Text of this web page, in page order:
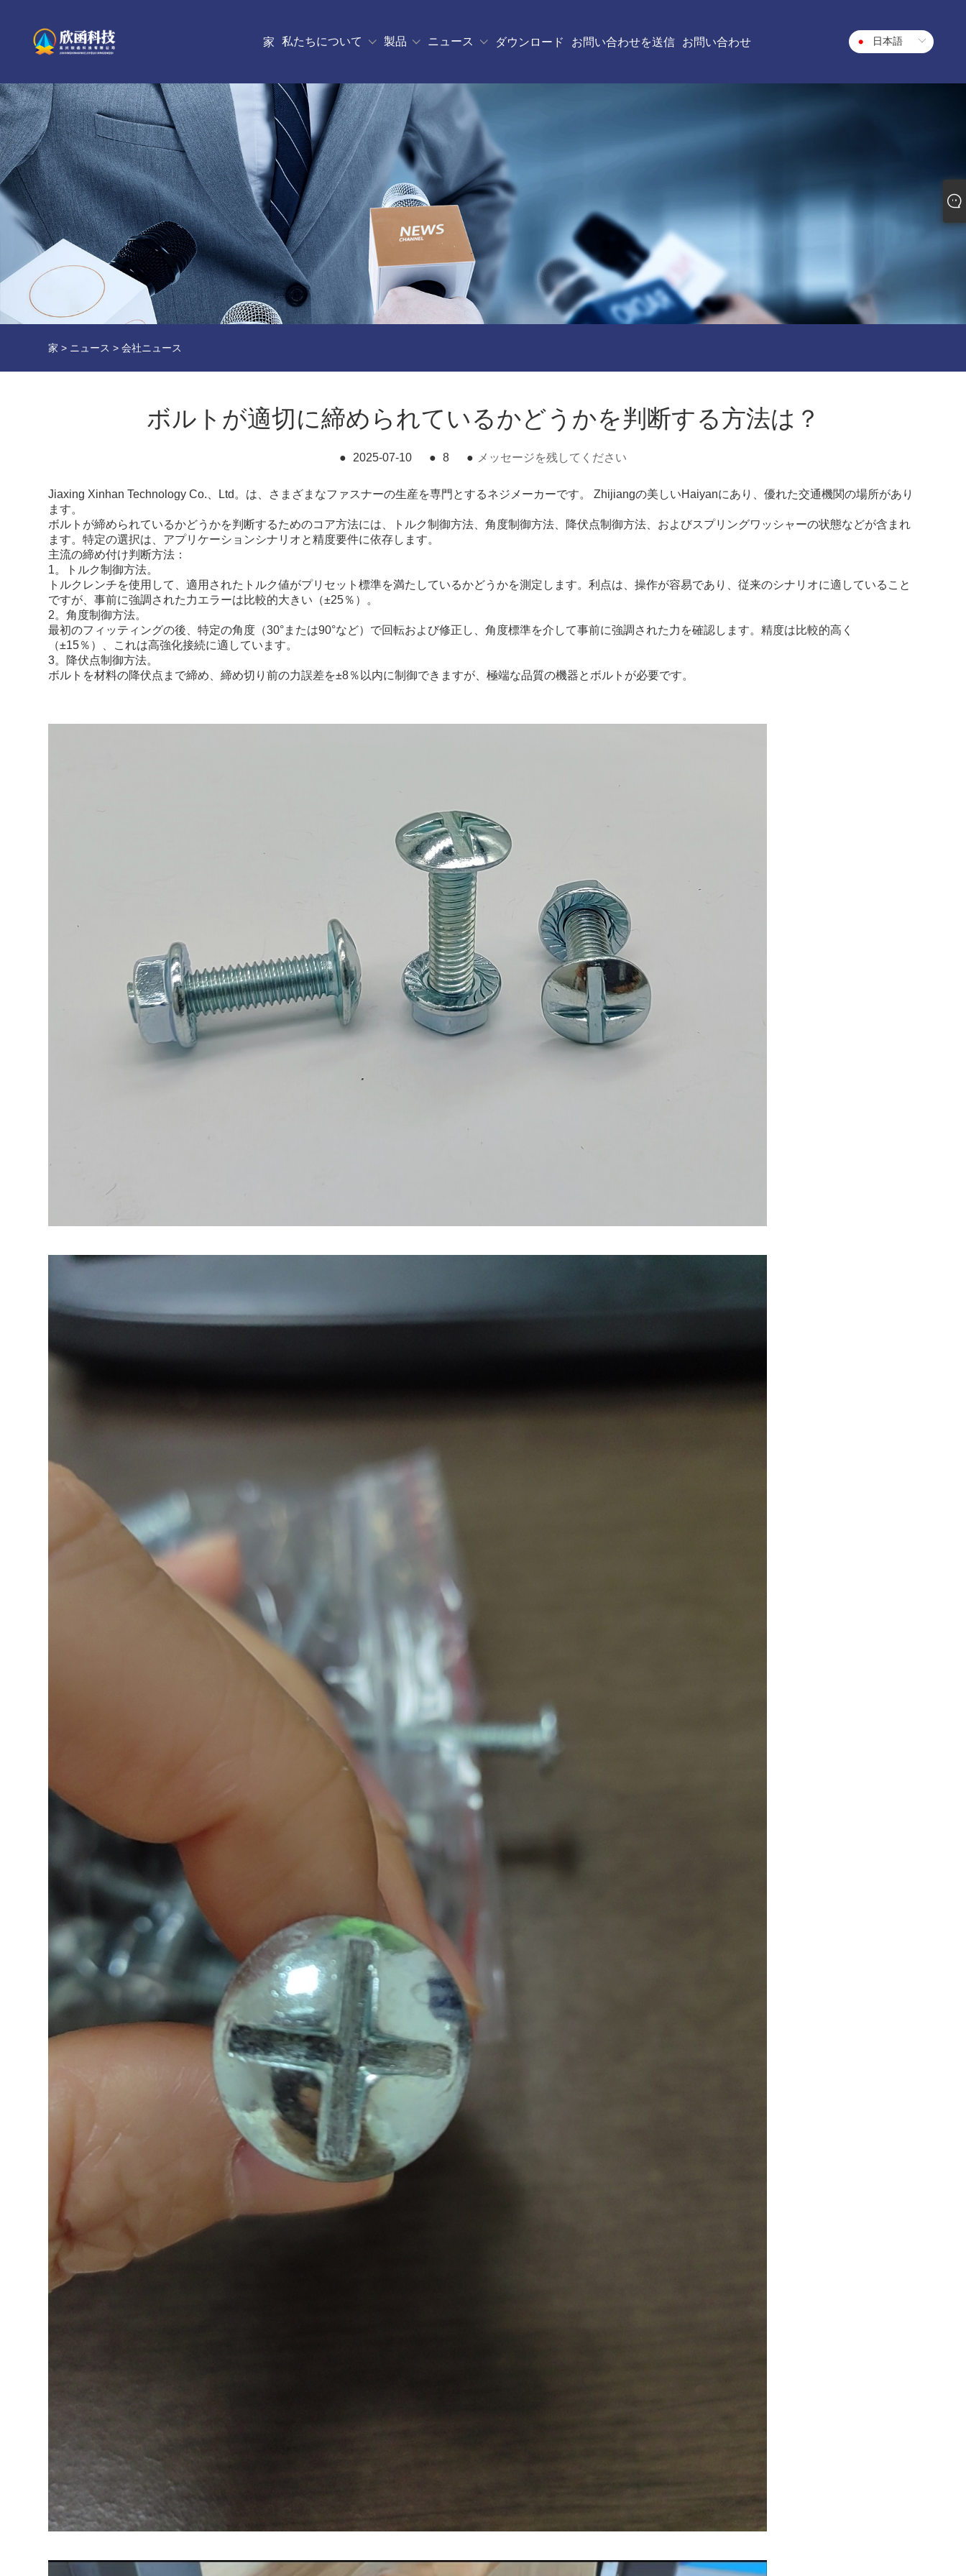
家 私たちについて 製品 ニュース ダウンロード お問い合わせを送信 お問い合わせ 日本語
家 > ニュース >会社ニュース
ボルトが適切に締められているかどうかを判断する方法は？
● 2025-07-10 ● 8 ● メッセージを残してください
Jiaxing Xinhan Technology Co.、Ltd。は、さまざまなファスナーの生産を専門とするネジメーカーです。 Zhijiangの美しいHaiyanにあり、優れた交通機関の場所があり
ます。
ボルトが締められているかどうかを判断するためのコア方法には、トルク制御方法、角度制御方法、降伏点制御方法、およびスプリングワッシャーの状態などが含まれ
ます。特定の選択は、アプリケーションシナリオと精度要件に依存します。
主流の締め付け判断方法：
1。トルク制御方法。
トルクレンチを使用して、適用されたトルク値がプリセット標準を満たしているかどうかを測定します。利点は、操作が容易であり、従来のシナリオに適していること
ですが、事前に強調された力エラーは比較的大きい（±25％）。
2。角度制御方法。
最初のフィッティングの後、特定の角度（30°または90°など）で回転および修正し、角度標準を介して事前に強調された力を確認します。精度は比較的高く
（±15％）、これは高強化接続に適しています。
3。降伏点制御方法。
ボルトを材料の降伏点まで締め、締め切り前の力誤差を±8％以内に制御できますが、極端な品質の機器とボルトが必要です。